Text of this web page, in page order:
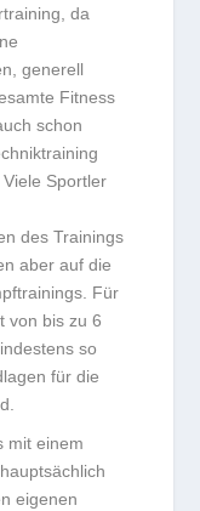
da
generell
Fitness
schon
Sportler
des Trainings
aber auf die
Für
von bis zu 6
so
für die
mit einem
eigenen